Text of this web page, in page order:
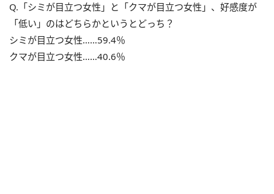
Q.「シミが目立つ女性」と「クマが目立つ女性」、好感度が
「低い」のはどちらかというとどっち？
シミが目立つ女性……59.4％
クマが目立つ女性……40.6％